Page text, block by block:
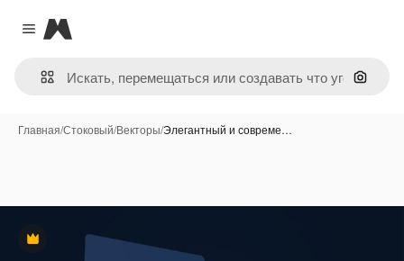
Close menu
Magnific
Поиск
Главная/Стоковый/Векторы/Элегантный и совреме…
Премиум